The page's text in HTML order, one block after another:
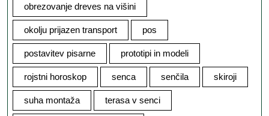
obrezovanje dreves na višini
okolju prijazen transport pos
postavitev pisarne prototipi in modeli
rojstni horoskop senca senčila skiroji
suha montaža terasa v senci